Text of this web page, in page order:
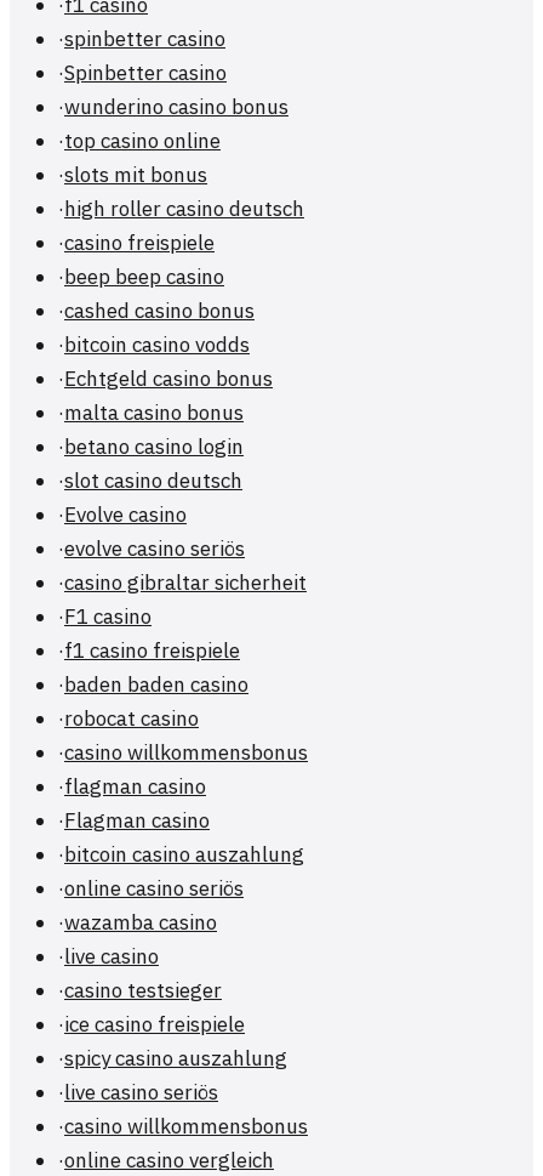
·spinbetter casino
·Spinbetter casino
·wunderino casino bonus
·top casino online
·slots mit bonus
·high roller casino deutsch
·casino freispiele
·beep beep casino
·cashed casino bonus
·bitcoin casino vodds
·Echtgeld casino bonus
·malta casino bonus
·betano casino login
·slot casino deutsch
·Evolve casino
·evolve casino seriös
·casino gibraltar sicherheit
·F1 casino
·f1 casino freispiele
·baden baden casino
·robocat casino
·casino willkommensbonus
·flagman casino
·Flagman casino
·bitcoin casino auszahlung
·online casino seriös
·wazamba casino
·live casino
·casino testsieger
·ice casino freispiele
·spicy casino auszahlung
·live casino seriös
·casino willkommensbonus
·online casino vergleich